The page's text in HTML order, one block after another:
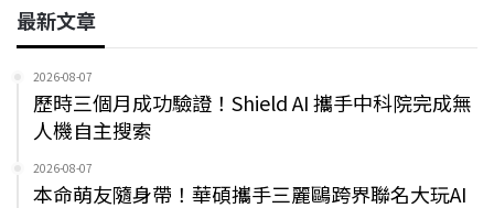
最新文章
2026-08-07
歷時三個月成功驗證！Shield AI 攜手中科院完成無
人機自主搜索
2026-08-07
本命萌友隨身帶！華碩攜手三麗鷗跨界聯名大玩AI